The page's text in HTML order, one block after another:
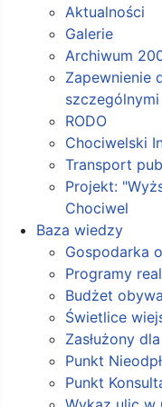
Aktualności
Galerie
Archiwum
Zapewnienie
RODO
Chociwelski
Transport
Projekt:
Chociwel
Baza wiedzy
Gospodarka
Programy
Budżet
Świetlice
Zasłużony
Punkt
Punkt